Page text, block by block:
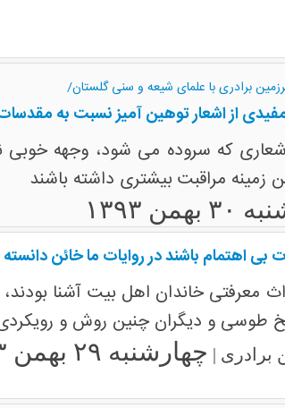
برادری با علمای شیعه و سنی گلستان/
از اشعار توهین آمیز نسبت به
که سروده می شود، وجهه خوبی
زمینه مراقبت بیشتری داشته باشند
۱۳۹۳
اهتمام باشند در روایات ما خائن
معرفتی خاندان اهل بیت آشنا
طوسی و دیگران چنین روش و
برادری | چهارشنبه ۲۹ بهمن ۱۳۹۳